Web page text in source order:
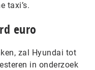
taxi’s.
euro
zal Hyundai tot
in onderzoek